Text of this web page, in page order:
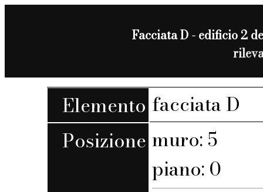
Facciata D - edificio 2
Elemento facciata D
Posizione muro: 5
piano: 0